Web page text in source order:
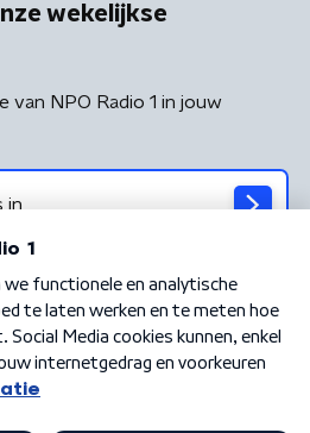
wekelijkse
van NPO Radio 1 in jouw